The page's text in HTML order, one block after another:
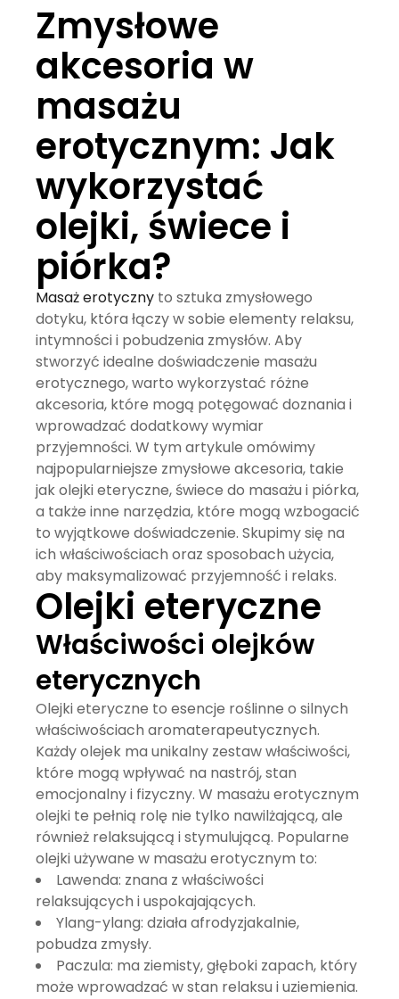
Zmysłowe
akcesoria w
masażu
erotycznym: Jak
wykorzystać
olejki, świece i
piórka?
Masaż erotyczny to sztuka zmysłowego
dotyku, która łączy w sobie elementy relaksu,
intymności i pobudzenia zmysłów. Aby
stworzyć idealne doświadczenie masażu
erotycznego, warto wykorzystać różne
akcesoria, które mogą potęgować doznania i
wprowadzać dodatkowy wymiar
przyjemności. W tym artykule omówimy
najpopularniejsze zmysłowe akcesoria, takie
jak olejki eteryczne, świece do masażu i piórka,
a także inne narzędzia, które mogą wzbogacić
to wyjątkowe doświadczenie. Skupimy się na
ich właściwościach oraz sposobach użycia,
aby maksymalizować przyjemność i relaks.
Olejki eteryczne
Właściwości olejków
eterycznych
Olejki eteryczne to esencje roślinne o silnych
właściwościach aromaterapeutycznych.
Każdy olejek ma unikalny zestaw właściwości,
które mogą wpływać na nastrój, stan
emocjonalny i fizyczny. W masażu erotycznym
olejki te pełnią rolę nie tylko nawilżającą, ale
również relaksującą i stymulującą. Popularne
olejki używane w masażu erotycznym to:
Lawenda: znana z właściwości
relaksujących i uspokajających.
Ylang-ylang: działa afrodyzjakalnie,
pobudza zmysły.
Paczula: ma ziemisty, głęboki zapach, który
może wprowadzać w stan relaksu i uziemienia.